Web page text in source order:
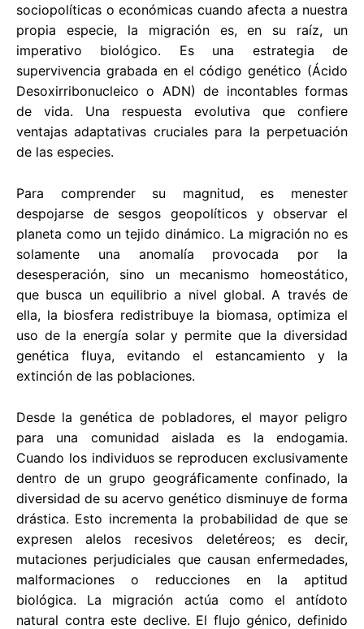
sociopolíticas o económicas cuando afecta a nuestra
propia especie, la migración es, en su raíz, un
imperativo biológico. Es una estrategia de
supervivencia grabada en el código genético (Ácido
Desoxirribonucleico o ADN) de incontables formas
de vida. Una respuesta evolutiva que confiere
ventajas adaptativas cruciales para la perpetuación
de las especies.
Para comprender su magnitud, es menester
despojarse de sesgos geopolíticos y observar el
planeta como un tejido dinámico. La migración no es
solamente una anomalía provocada por la
desesperación, sino un mecanismo homeostático,
que busca un equilibrio a nivel global. A través de
ella, la biosfera redistribuye la biomasa, optimiza el
uso de la energía solar y permite que la diversidad
genética fluya, evitando el estancamiento y la
extinción de las poblaciones.
Desde la genética de pobladores, el mayor peligro
para una comunidad aislada es la endogamia.
Cuando los individuos se reproducen exclusivamente
dentro de un grupo geográficamente confinado, la
diversidad de su acervo genético disminuye de forma
drástica. Esto incrementa la probabilidad de que se
expresen alelos recesivos deletéreos; es decir,
mutaciones perjudiciales que causan enfermedades,
malformaciones o reducciones en la aptitud
biológica. La migración actúa como el antídoto
natural contra este declive. El flujo génico, definido